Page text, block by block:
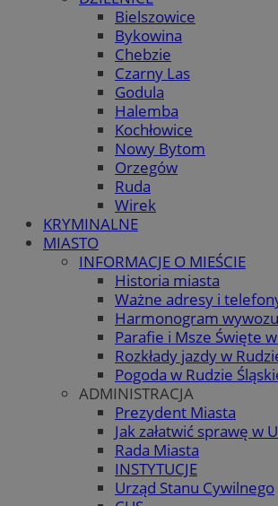
Bielszowice
Bykowina
Chebzie
Czarny Las
Godula
Halemba
Kochłowice
Nowy Bytom
Orzegów
Ruda
Wirek
KRYMINALNE
MIASTO
INFORMACJE O MIEŚCIE
Historia miasta
Ważne adresy i
Harmonogram
Parafie i Msze Święte
Rozkłady jazdy w
Pogoda w Rudzie
ADMINISTRACJA
Prezydent Miasta
Jak załatwić sprawę w
Rada Miasta
INSTYTUCJE
Urząd Stanu Cywilnego